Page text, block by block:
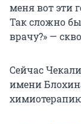
меня вот эти
Так сложно
врачу?» —
Сейчас
имени